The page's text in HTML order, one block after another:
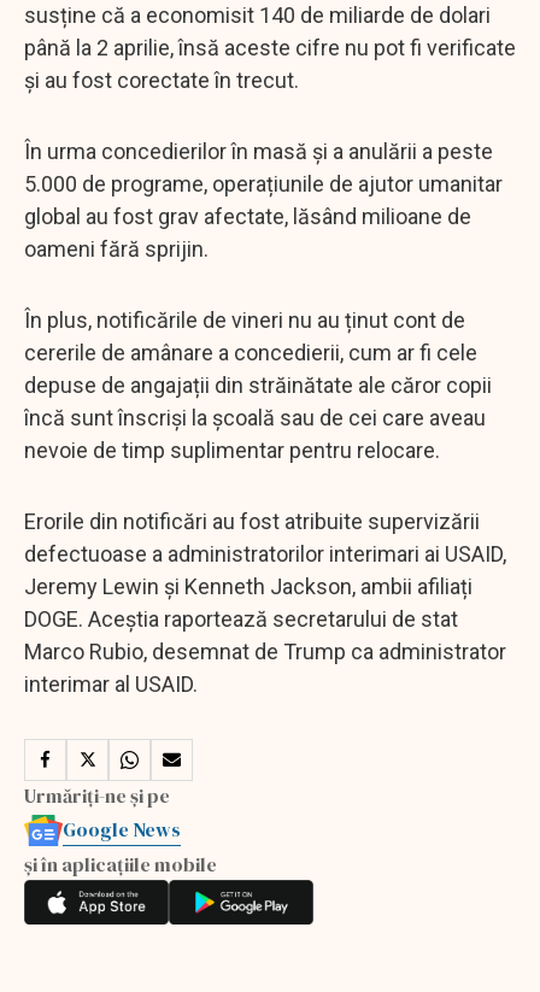
susține că a economisit 140 de miliarde de dolari
până la 2 aprilie, însă aceste cifre nu pot fi verificate
și au fost corectate în trecut.
În urma concedierilor în masă și a anulării a peste
5.000 de programe, operațiunile de ajutor umanitar
global au fost grav afectate, lăsând milioane de
oameni fără sprijin.
În plus, notificările de vineri nu au ținut cont de
cererile de amânare a concedierii, cum ar fi cele
depuse de angajații din străinătate ale căror copii
încă sunt înscriși la școală sau de cei care aveau
nevoie de timp suplimentar pentru relocare.
Erorile din notificări au fost atribuite supervizării
defectuoase a administratorilor interimari ai USAID,
Jeremy Lewin și Kenneth Jackson, ambii afiliați
DOGE. Aceștia raportează secretarului de stat
Marco Rubio, desemnat de Trump ca administrator
interimar al USAID.
Urmăriți-ne și pe
Google News
și în aplicațiile mobile